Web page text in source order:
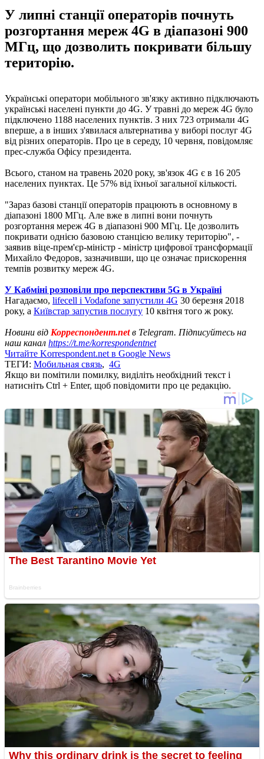
У липні станції операторів почнуть
розгортання мереж 4G в діапазоні 900
МГц, що дозволить покривати більшу
територію.
Українські оператори мобільного зв'язку активно підключають
українські населені пункти до 4G. У травні до мереж 4G було
підключено 1188 населених пунктів. З них 723 отримали 4G
вперше, а в інших з'явилася альтернатива у виборі послуг 4G
від різних операторів. Про це в середу, 10 червня, повідомляє
прес-служба Офісу президента.
Всього, станом на травень 2020 року, зв'язок 4G є в 16 205
населених пунктах. Це 57% від їхньої загальної кількості.
"Зараз базові станції операторів працюють в основному в
діапазоні 1800 МГц. Але вже в липні вони почнуть
розгортання мереж 4G в діапазоні 900 МГц. Це дозволить
покривати однією базовою станцією велику територію", -
заявив віце-прем'єр-міністр - міністр цифрової трансформації
Михайло Федоров, зазначивши, що це означає прискорення
темпів розвитку мереж 4G.
У Кабміні розповіли про перспективи 5G в Україні
Нагадаємо, lifecell і Vodafone запустили 4G 30 березня 2018
року, а Київстар запустив послугу 10 квітня того ж року.
Новини від Корреспондент.netв Telegram. Підписуйтесь на
наш канал https://t.me/korrespondentnet
Читайте Korrespondent.net в Google News
ТЕГИ: Мобильная связь, 4G
Якщо ви помітили помилку, виділіть необхідний текст і
натисніть Ctrl + Enter, щоб повідомити про це редакцію.